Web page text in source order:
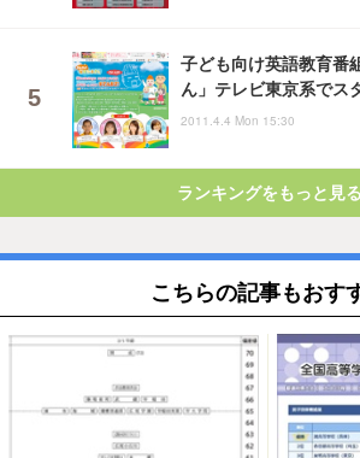
子ども向け英語教育番
ん」テレビ東京系でス
2011.4.4 Mon 15:30
ランキングをもっと見る
こちらの記事もおす